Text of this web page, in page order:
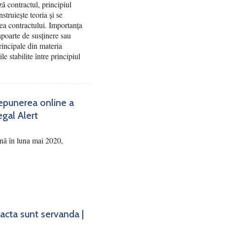
contractul, principiul
teoria și se
contractului. Importanța
de susținere sau
din materia
stabilite între principiul
online a
Alert
în luna mai 2020,
sunt servanda |